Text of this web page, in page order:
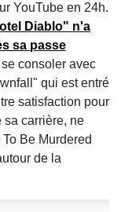
YouTube en 24h.
Diablo" n'a
sa passe
consoler avec
qui est entré
satisfaction pour
sa carrière, ne
Be Murdered
de la